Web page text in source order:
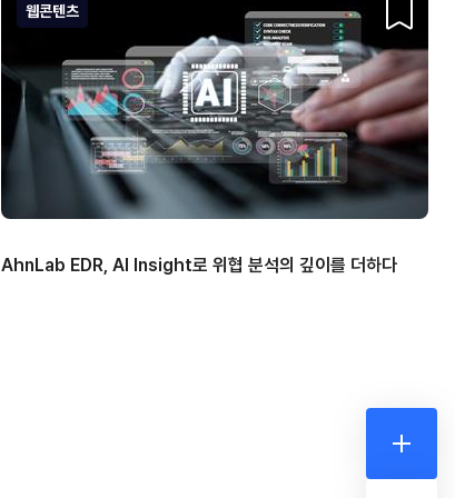
더보기
웹콘텐츠
AhnLab EDR, AI Insight로 위협 분석의 깊이를 더하다